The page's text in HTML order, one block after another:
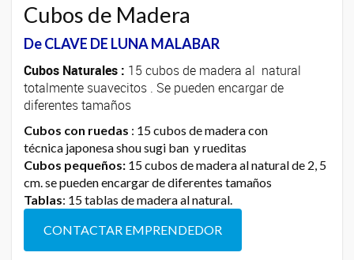
Cubos de Madera
De CLAVE DE LUNA MALABAR
Cubos Naturales : 15 cubos de madera al natural
totalmente suavecitos . Se pueden encargar de
diferentes tamaños
Cubos con ruedas : 15 cubos de madera con
técnica japonesa shou sugi ban y rueditas
Cubos pequeños: 15 cubos de madera al natural de 2, 5
cm. se pueden encargar de diferentes tamaños
Tablas: 15 tablas de madera al natural.
CONTACTAR EMPRENDEDOR